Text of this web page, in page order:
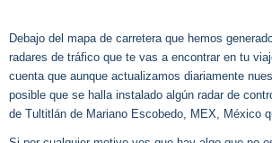
Debajo del mapa de carretera que hemos
radares de tráfico que te vas a encontrar en tu
cuenta que aunque actualizamos diariamente
posible que se halla instalado algún radar de
de Tultitlán de Mariano Escobedo, MEX, México